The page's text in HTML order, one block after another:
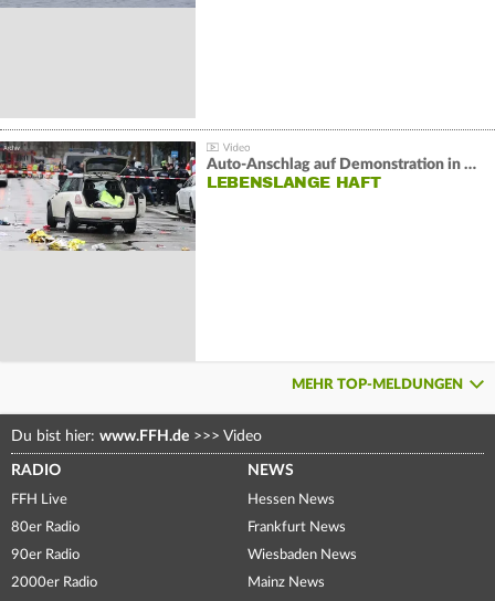
Auto-Anschlag auf Demonstration in München:
LEBENSLANGE HAFT
MEHR TOP-MELDUNGEN
Du bist hier: www.FFH.de >>> Video
RADIO
FFH Live
80er Radio
90er Radio
2000er Radio
NEWS
Hessen News
Frankfurt News
Wiesbaden News
Mainz News